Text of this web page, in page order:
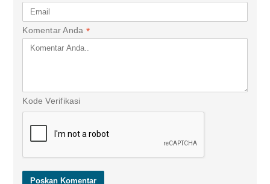
Komentar Anda *
Kode Verifikasi